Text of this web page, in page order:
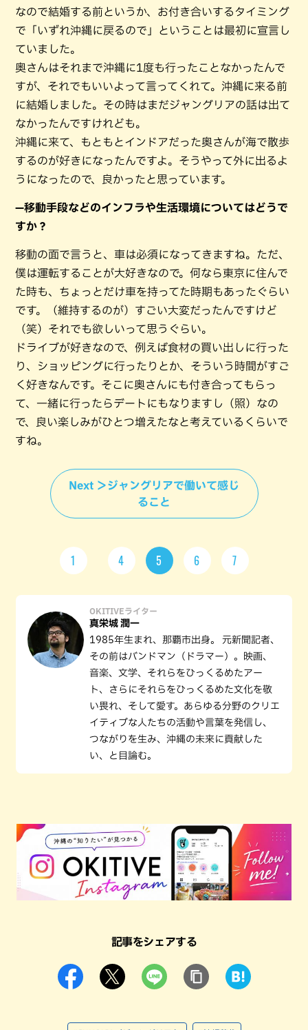
なので結婚する前というか、お付き合いするタイミング
で「いずれ沖縄に戻るので」ということは最初に宣言し
ていました。
奥さんはそれまで沖縄に1度も行ったことなかったんで
すが、それでもいいよって言ってくれて。沖縄に来る前
に結婚しました。その時はまだジャングリアの話は出て
なかったんですけれども。
沖縄に来て、もともとインドアだった奥さんが海で散歩
するのが好きになったんですよ。そうやって外に出るよ
うになったので、良かったと思っています。
—移動手段などのインフラや生活環境についてはどうで
すか？
移動の面で言うと、車は必須になってきますね。ただ、
僕は運転することが大好きなので。何なら東京に住んで
た時も、ちょっとだけ車を持ってた時期もあったぐらい
です。（維持するのが）すごい大変だったんですけど
（笑）それでも欲しいって思うぐらい。
ドライブが好きなので、例えば食材の買い出しに行った
り、ショッピングに行ったりとか、そういう時間がすご
く好きなんです。そこに奥さんにも付き合ってもらっ
て、一緒に行ったらデートにもなりますし（照）なの
で、良い楽しみがひとつ増えたなと考えているくらいで
すね。
Next ＞ジャングリアで働いて感じ
ること
1 4 5 6 7
OKITIVEライター
真栄城 潤一
1985年生まれ、那覇市出身。 元新聞記者、
その前はバンドマン（ドラマー）。映画、
音楽、文学、それらをひっくるめたアー
ト、さらにそれらをひっくるめた文化を敬
い畏れ、そして愛す。あらゆる分野のクリエ
イティブな人たちの活動や言葉を発信し、
つながりを生み、沖縄の未来に貢献した
い、と目論む。
記事をシェアする